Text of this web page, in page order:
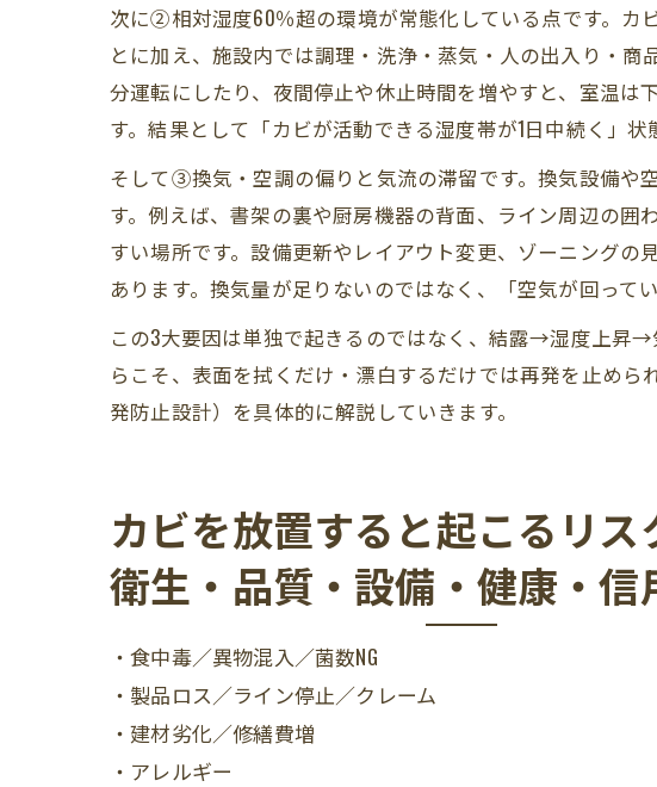
次に②相対湿度60％超の環境が常態化している点です。カ
とに加え、施設内では調理・洗浄・蒸気・人の出入り・
分運転にしたり、夜間停止や休止時間を増やすと、室温は
す。結果として「カビが活動できる湿度帯が1日中続く」
そして③換気・空調の偏りと気流の滞留です。換気設備や
す。例えば、書架の裏や厨房機器の背面、ライン周辺の囲
すい場所です。設備更新やレイアウト変更、ゾーニング
あります。換気量が足りないのではなく、「空気が回って
この3大要因は単独で起きるのではなく、結露→湿度上昇
らこそ、表面を拭くだけ・漂白するだけでは再発を止め
発防止設計）を具体的に解説していきます。
カビを放置すると起こるリス
衛生・品質・設備・健康・信
・食中毒／異物混入／菌数NG
・製品ロス／ライン停止／クレーム
・建材劣化／修繕費増
・アレルギー